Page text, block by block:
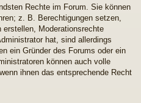
Rechte im Forum. Sie können
z. B. Berechtigungen setzen,
erstellen, Moderationsrechte
hat, sind allerdings
ein Gründer des Forums oder ein
können auch volle
ihnen das entsprechende Recht